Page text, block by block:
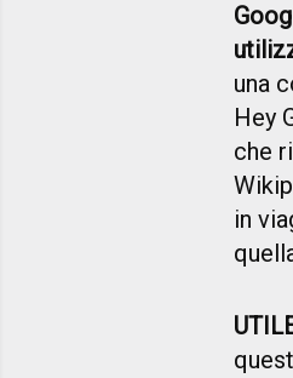
una
Hey
che
in